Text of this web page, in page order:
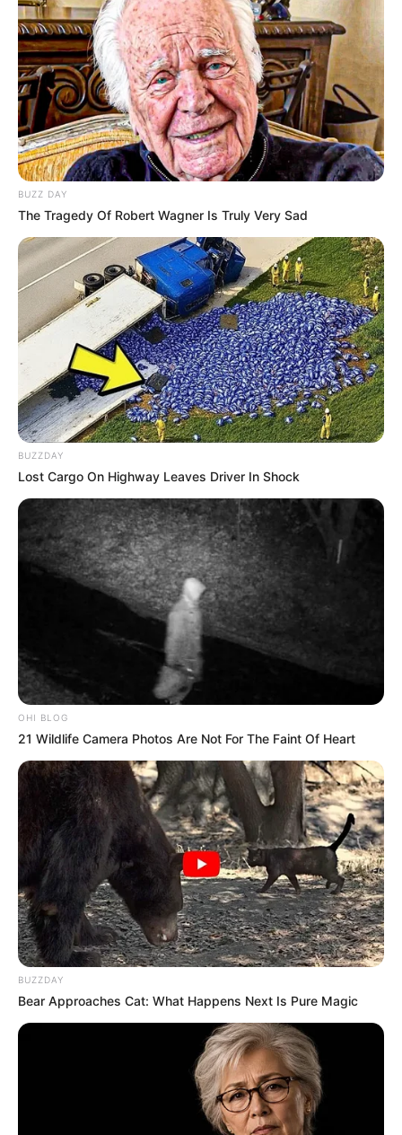
decisões administrativas. O caso permanece em acompanhamento
e deve ganhar novos capítulos nos próximos dias, à medida que as
discussões avançam no âmbito institucional.
Matérias Bônus:
🧊Saiba como Consultar o Incentivo
🧊 Cálculo da Insalubridade sobre o base.
🧊 Entretenimento: Os melhores doramas
🧊
Auxílio Transporte: Modelo de Lei a nível Municipal
-ad9
Edição Geral: JASB.
Encaminhamento de denúncia ao JASB: Acesse aqui.
Publicação:JASB - Jornal dos Agentes de Saúde do Brasil-
www.jasb.com.br.
O jornalismo do JASB.com.br precisa de você para continuar
marcando ponto na vida das pessoas.Compartilhe as nossas
notícias em suas redes sociais!
BUZZ DAY
The Tragedy Of Robert Wagner Is Truly Very Sad
BUZZDAY
Lost Cargo On Highway Leaves Driver In Shock
OHI BLOG
21 Wildlife Camera Photos Are Not For The Faint Of Heart
BUZZDAY
Bear Approaches Cat: What Happens Next Is Pure Magic